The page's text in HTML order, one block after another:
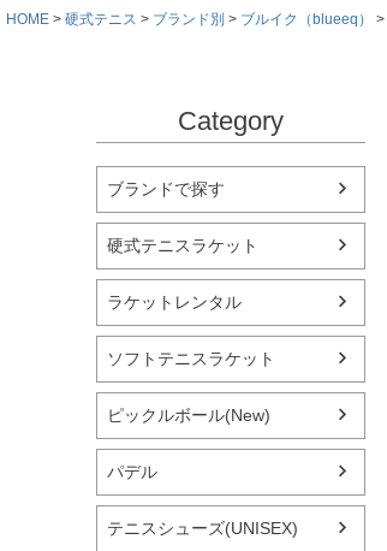
HOME 硬式テニス ブランド別 ブルイク（blueeq）
Category
ブランドで探す
硬式テニスラケット
ラケットレンタル
ソフトテニスラケット
ピックルボール(New)
パデル
テニスシューズ(UNISEX)